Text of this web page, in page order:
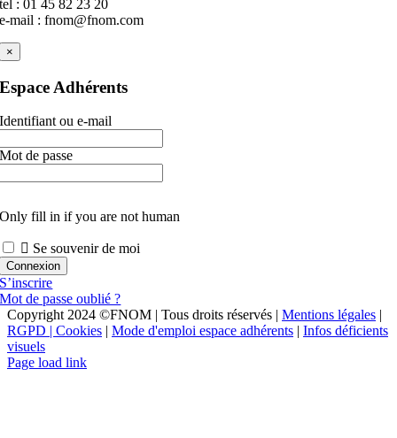
tel : 01 45 82 23 20
e-mail : fnom@fnom.com
×
Espace Adhérents
Identifiant ou e-mail
Mot de passe
Only fill in if you are not human
Se souvenir de moi
S’inscrire
Mot de passe oublié ?
Copyright 2024 ©FNOM | Tous droits réservés | Mentions légales |
RGPD | Cookies | Mode d'emploi espace adhérents | Infos déficients
visuels
Page load link